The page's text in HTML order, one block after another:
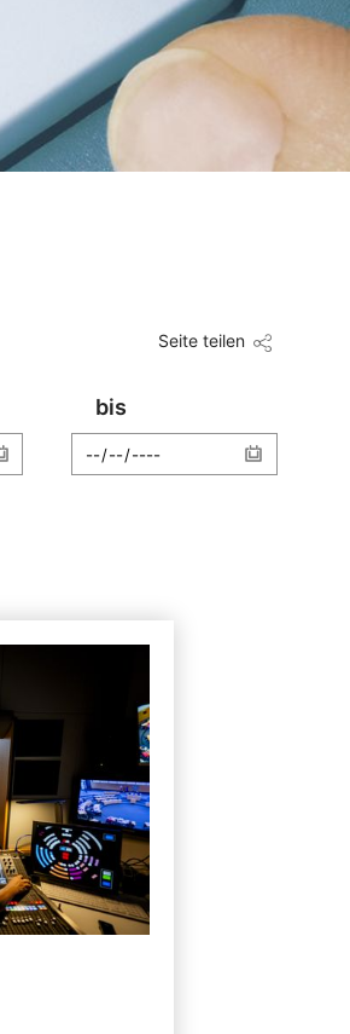
Seite teilen
bis